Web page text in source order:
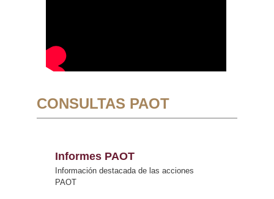
CONSULTAS PAOT
Informes PAOT
Información destacada de las acciones
PAOT